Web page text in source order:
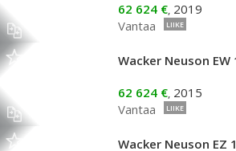
62 624 €, 2019
Vantaa
LIIKE
Wacker Neuson EW
62 624 €, 2015
Vantaa
LIIKE
Wacker Neuson EZ